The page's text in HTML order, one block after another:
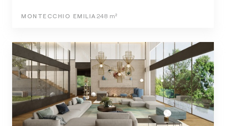
MONTECCHIO EMILIA 248 m²